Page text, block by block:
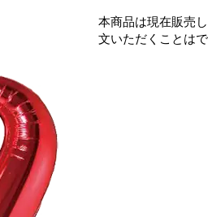
本商品は現在販売
文いただくことはで